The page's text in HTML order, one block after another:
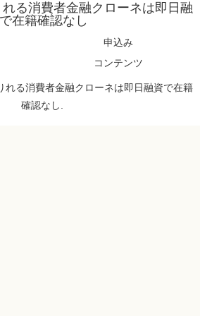
る消費者金融クローネは即日融
在籍確認なし
申込み
コンテンツ
る消費者金融クローネは即日融資で在籍
確認なし.